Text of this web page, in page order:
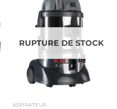
RUPTURE DE STOCK
ASPIRATEUR